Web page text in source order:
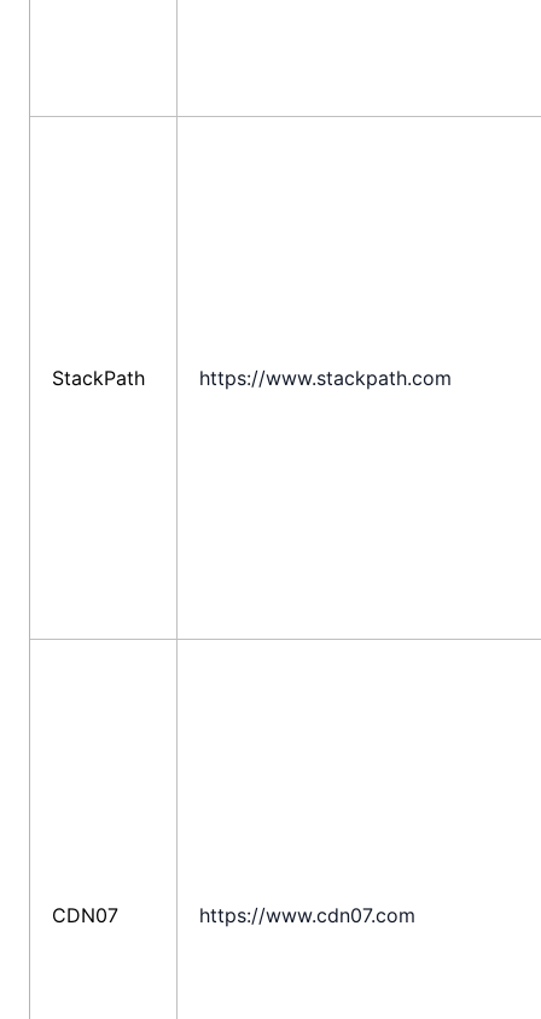
StackPath https://www.stackpath.com
CDN07 https://www.cdn07.com